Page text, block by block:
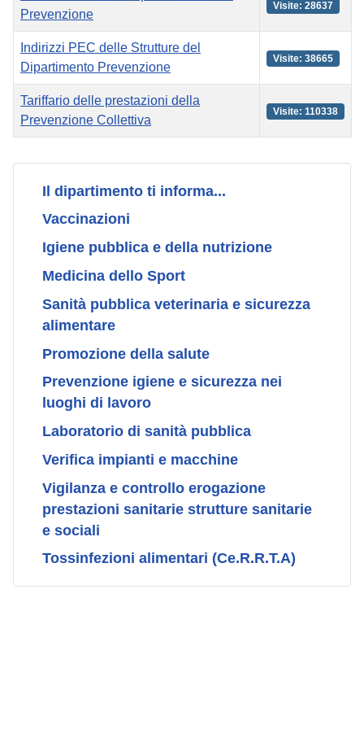
Il dipartimento ti informa...
Vaccinazioni
Igiene pubblica e della nutrizione
Medicina dello Sport
Sanità pubblica veterinaria e sicurezza
alimentare
Promozione della salute
Prevenzione igiene e sicurezza nei
luoghi di lavoro
Laboratorio di sanità pubblica
Verifica impianti e macchine
Vigilanza e controllo erogazione
prestazioni sanitarie strutture sanitarie
e sociali
Tossinfezioni alimentari (Ce.R.R.T.A)
Prevenzione
Visite: 28637
Indirizzi PEC delle Strutture del
Dipartimento Prevenzione
Visite: 38665
Tariffario delle prestazioni della
Prevenzione Collettiva
Visite: 110338